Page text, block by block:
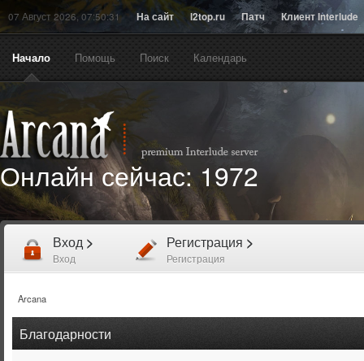
07 Август 2026, 07:50:31 На сайт l2top.ru Патч Клиент Interlude
Начало Помощь Поиск Календарь
Онлайн сейчас:1972
Вход >
Вход
Регистрация >
Регистрация
Arcana
Благодарности